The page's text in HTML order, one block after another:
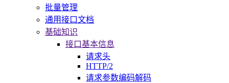
批量管理
通用接口文档
基础知识
接口基本信息
请求头
HTTP/2
请求参数编码解码